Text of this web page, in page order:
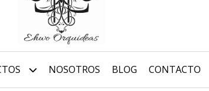
NOSOTROS BLOG CONTACTO